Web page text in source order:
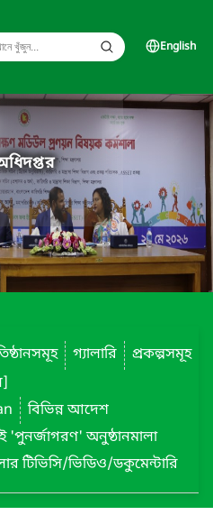
English
গ্যালারি
প্রকল্পসমূহ
বিভিন্ন আদেশ
'পুনর্জাগরণ' অনুষ্ঠানমালা
টিভিসি/ভিডিও/ডকুমেন্টারি